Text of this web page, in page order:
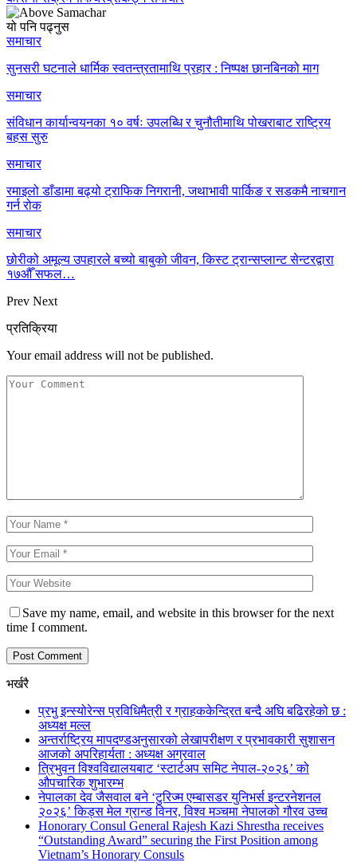
यो पनि पढ्नुस
समाचार
सुनसरी घटनाले धार्मिक स्वतन्त्रतामाथि प्रहार : निष्पक्ष छानबिनको माग
समाचार
संविधान कार्यान्वयनका १० वर्षः उपलब्धि र चुनौतीमाथि पोखराबाट राष्ट्रिय
बहस सुरु
समाचार
रमाइलो डाँडामा बढ्यो ट्राफिक निगरानी, जथाभावी पार्किङ र सडकमै नाचगान
गर्न रोक
समाचार
छोरीको अमूल्य उपहारले बच्यो बाबुको जीवन, किस्ट ट्रान्सप्लान्ट सेन्टरद्वारा
१७औँ सफल…
Prev Next
प्रतिक्रिया
Your email address will not be published.
Save my name, email, and website in this browser for the next
time I comment.
भर्खरै
प्रभु इन्स्योरेन्स प्रविधिमैत्री र ग्राहककेन्द्रित बन्दै अघि बढिरहेको छ :
अध्यक्ष मल्ल
अन्तर्राष्ट्रिय मापदण्डअनुसारको लेखापरीक्षण र प्रभावकारी सुशासन
आजको अपरिहार्यता : अध्यक्ष अग्रवाल
त्रिभुवन विश्वविद्यालयबाट ‘स्टार्टअप समिट नेपाल-२०२६’ को
औपचारिक शुभारम्भ
नेपालका देव जैसवाल बने ‘टुरिज्म एम्बासडर युनिभर्स इन्टरनेशनल
२०२६’ किड्स मेल ग्रान्ड विनर, विश्व मञ्चमा नेपालको गौरव उच्च
Honorary Consul General Rajesh Kazi Shrestha receives
“Outstanding Award” securing the First Position among
Vietnam’s Honorary Consuls